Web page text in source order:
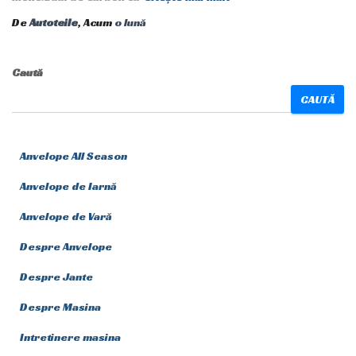
DeAutoteile, Acum o lună
Caută
CAUTĂ
Anvelope All Season
Anvelope de Iarnă
Anvelope de Vară
Despre Anvelope
Despre Jante
Despre Masina
Intretinere masina